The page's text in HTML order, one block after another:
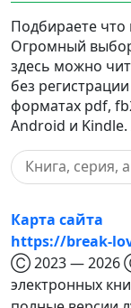
Подбираете
Огромный
здесь можно
без
форматах pdf,
Android и Kindle.
Карта сайта
https://break-
Ⓒ 2023 — 2026
электронных